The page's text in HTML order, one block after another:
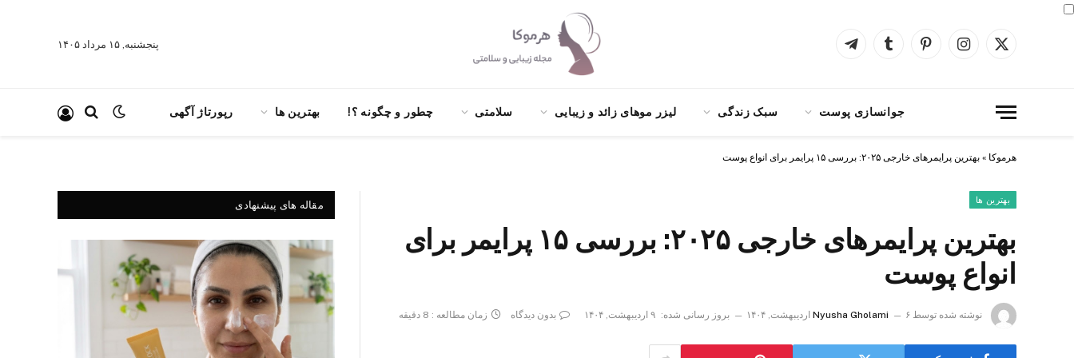
X
اینستاگرامپینترستTumblr
Telegram
پنجشنبه, ۱۵ مرداد ۱۴۰۵
جوانسازی پوست سبک زندگی لیزر موهای زائد و زیبایی سلامتی چطور و چگونه ؟! بهترین ها رپورتاژ آگهی
هرموکا » بهترین پرایمرهای خارجی ۲۰۲۵: بررسی ۱۵ پرایمر برای انواع پوست
بهترین ها
بهترین پرایمرهای خارجی ۲۰۲۵: بررسی ۱۵ پرایمر برای
انواع پوست
نوشته شده توسط Nyusha Gholami ۶ اردیبهشت, ۱۴۰۴ بروز رسانی شده: ۹ اردیبهشت, ۱۴۰۴ بدون دیدگاه زمان مطالعه : 8 دقیقه
مقاله های پیشنهادی